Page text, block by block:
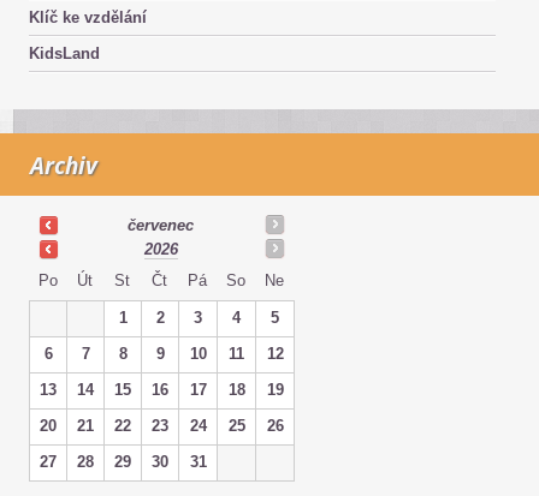
Klíč ke vzdělání
KidsLand
Archiv
červenec
2026
Po
Út St Čt Pá So Ne
1 2 3 4
5
6
7 8 9 10 11
12
13
14 15 16 17 18
19
20
21 22 23 24 25
26
27
28 29 30 31